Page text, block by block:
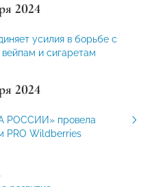
2024
усилия в борьбе с
и сигаретам
2024
РОССИИ» провела
PRO Wildberries